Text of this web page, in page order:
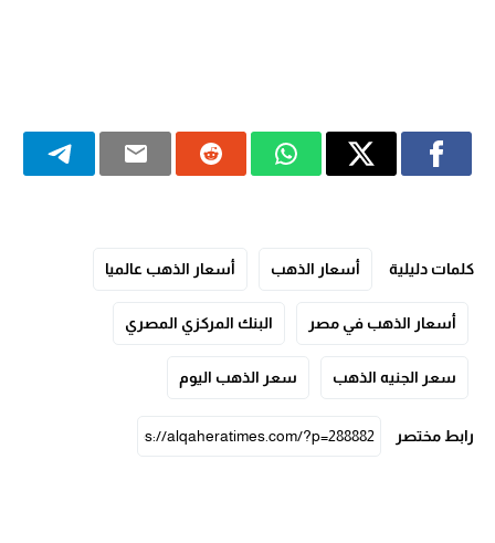
كلمات دليلية أسعار الذهب أسعار الذهب عالميا
أسعار الذهب في مصر البنك المركزي المصري
سعر الجنيه الذهب سعر الذهب اليوم
رابط مختصر